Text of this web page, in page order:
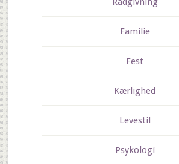
Familie
Fest
Kærlighed
Levestil
Psykologi